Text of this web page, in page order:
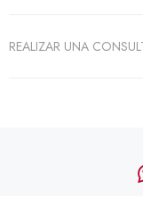
REALIZAR UNA